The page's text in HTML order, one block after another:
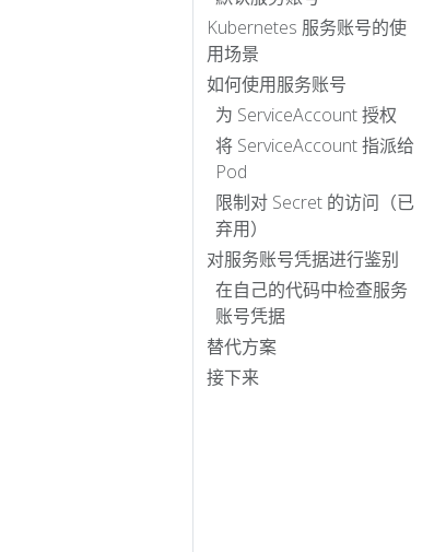
Kubernetes 服务账号的使
用场景
如何使用服务账号
为 ServiceAccount 授权
将 ServiceAccount 指派给
Pod
限制对 Secret 的访问（已
弃用）
对服务账号凭据进行鉴别
在自己的代码中检查服务
账号凭据
替代方案
接下来